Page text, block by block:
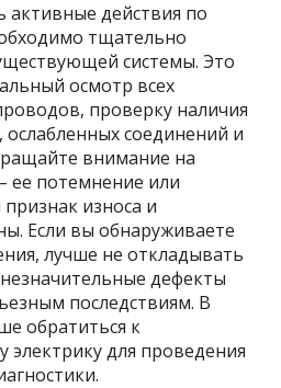
действия по
тщательно
системы. Это
осмотр всех
проверку наличия
соединений и
внимание на
ее потемнение или
износа и
Если вы обнаруживаете
лучше не откладывать
дефекты
последствиям. В
обратиться к
для проведения